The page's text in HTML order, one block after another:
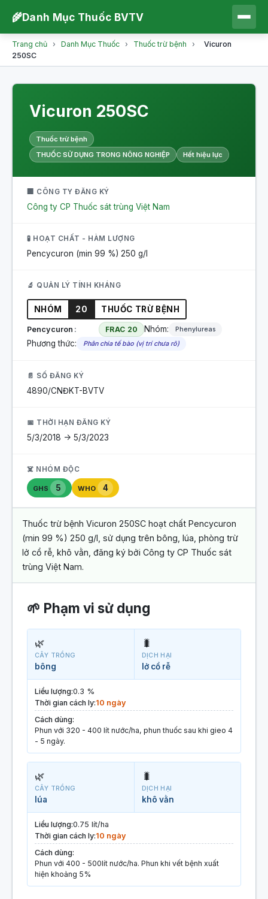
🌾Danh Mục Thuốc BVTV
Trang chủ › Danh Mục Thuốc › Thuốc trừ bệnh ›
Vicuron
250SC
Vicuron 250SC
Thuốc trừ bệnh
THUỐC SỬ DỤNG TRONG NÔNG NGHIỆP
Hết hiệu lực
🏢 CÔNG TY ĐĂNG KÝ
Công ty CP Thuốc sát trùng Việt Nam
🧪 HOẠT CHẤT - HÀM LƯỢNG
Pencycuron (min 99 %) 250 g/l
🔬 QUẢN LÝ TÍNH KHÁNG
NHÓM 20 THUỐC TRỪ BỆNH
Pencycuron FRAC 20 Nhóm: Phenylureas
Phương thức: Phân chia tế bào (vị trí chưa rõ)
📄 SỐ ĐĂNG KÝ
4890/CNĐKT-BVTV
📅 THỜI HẠN ĐĂNG KÝ
5/3/2018 -> 5/3/2023
☠️ NHÓM ĐỘC
GHS 5 WHO 4
Thuốc trừ bệnh Vicuron 250SC hoạt chất Pencycuron
(min 99 %) 250 g/l, sử dụng trên bông, lúa, phòng trừ
lở cổ rễ, khô vằn, đăng ký bởi Công ty CP Thuốc sát
trùng Việt Nam.
🌱 Phạm vi sử dụng
🌿
CÂY TRỒNG
bông
🐛
DỊCH HẠI
lở cổ rễ
Liều lượng:0.3 %
Thời gian cách ly:10 ngày
Cách dùng:
Phun với 320 - 400 lít nước/ha, phun thuốc sau khi gieo 4
- 5 ngày.
🌿
CÂY TRỒNG
lúa
🐛
DỊCH HẠI
khô vằn
Liều lượng:0.75 lít/ha
Thời gian cách ly:10 ngày
Cách dùng:
Phun với 400 - 500lít nước/ha. Phun khi vết bệnh xuất
hiện khoảng 5%